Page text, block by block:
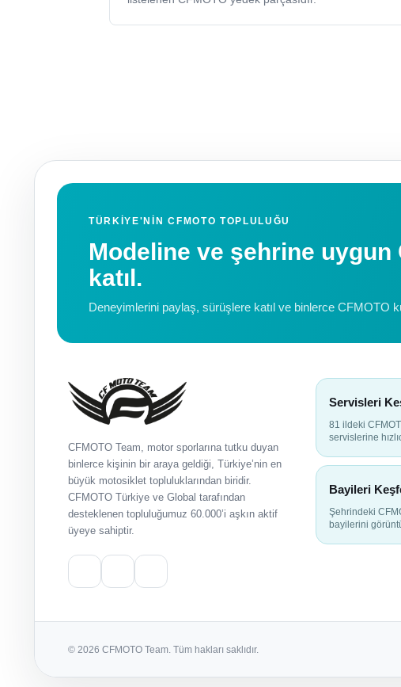
TÜRKIYE'NIN CFMOTO TOPLULUĞU
Modeline ve şehrine uygun
katıl.
Deneyimlerini paylaş, sürüşlere katıl ve binlerce CFMOTO
CFMOTO Team, motor sporlarına tutku duyan
binlerce kişinin bir araya geldiği, Türkiye’nin en
büyük motosiklet topluluklarından biridir.
CFMOTO Türkiye ve Global tarafından
desteklenen topluluğumuz 60.000’i aşkın aktif
üyeye sahiptir.
Servisleri
81 ildeki
servislerine
Bayileri
Şehrindeki
bayilerini
© 2026 CFMOTO Team. Tüm hakları saklıdır.